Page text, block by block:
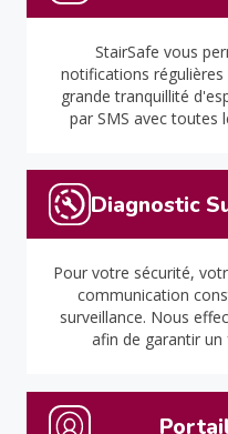
StairSafe vous
notifications
grande tranquillité
par SMS avec toutes
Diagnostic
Pour votre sécurité,
communication
surveillance. Nous
afin de garantir